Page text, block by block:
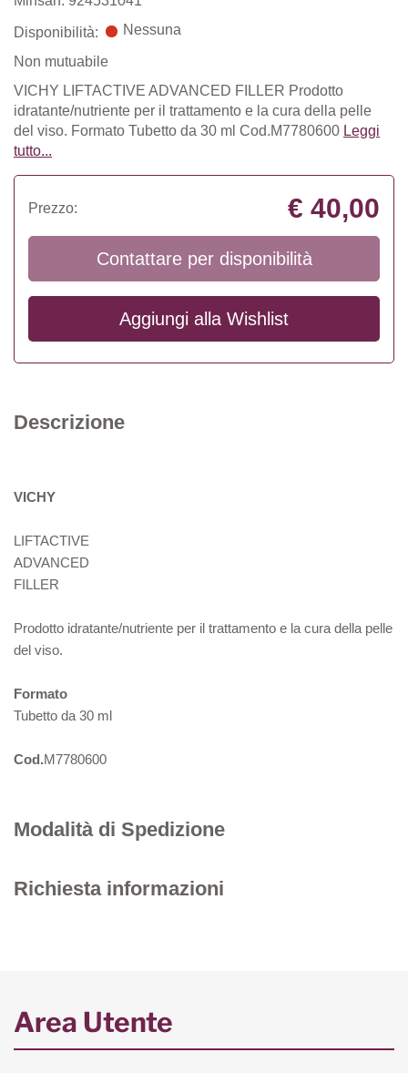
Disponibilità: Nessuna
Non mutuabile
VICHY LIFTACTIVE ADVANCED FILLER Prodotto
idratante/nutriente per il trattamento e la cura della pelle
del viso. Formato Tubetto da 30 ml Cod.M7780600 Leggi
tutto...
Prezzo: € 40,00
Contattare per disponibilità
Aggiungi alla Wishlist
Descrizione
VICHY
LIFTACTIVE
ADVANCED
FILLER
Prodotto idratante/nutriente per il trattamento e la cura della pelle
del viso.
Formato
Tubetto da 30 ml
Cod.M7780600
Modalità di Spedizione
Richiesta informazioni
Area Utente